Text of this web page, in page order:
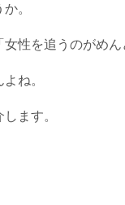
。
性を追うのがめん
ね。
ます。